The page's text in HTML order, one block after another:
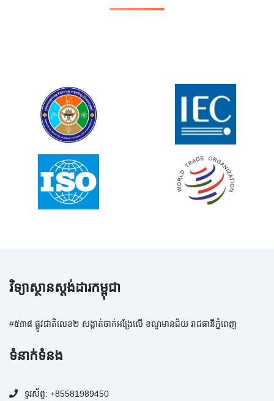
វិទ្យាស្ថានស្តង់ដារកម្ពុជា
#៥៣៨ ផ្លូវជាតិលេខ២ សង្កាត់ចាក់អង្រែលើ ខណ្ឌមានជ័យ រាជធានីភ្នំពេញ
ទំនាក់ទំនង
ទូរស័ព្ទ: +85581989450